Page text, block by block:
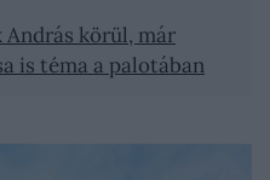
körül, már
is téma a palotában